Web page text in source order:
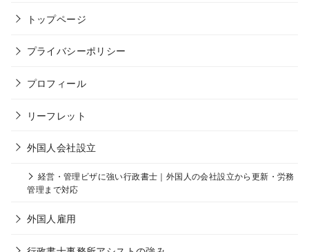
トップページ
プライバシーポリシー
プロフィール
リーフレット
外国人会社設立
経営・管理ビザに強い行政書士｜外国人の会社設立から更新・労務
管理まで対応
外国人雇用